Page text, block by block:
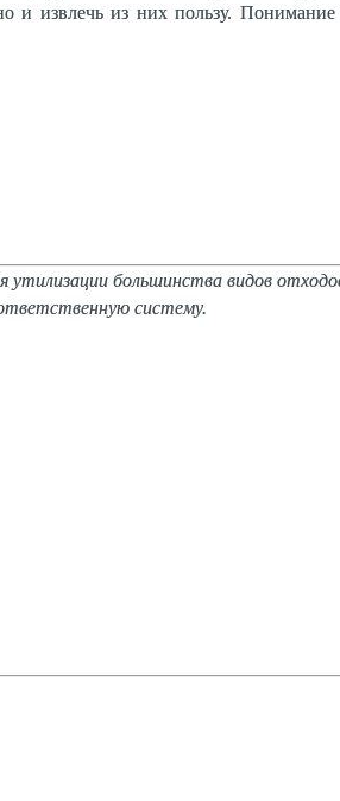
и извлечь из них пользу.
утилизации большинства видов
систему.